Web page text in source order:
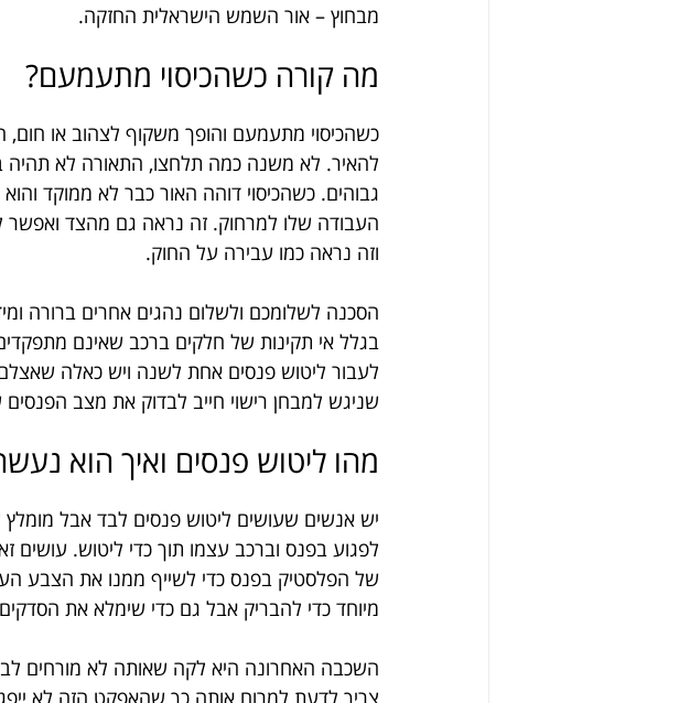
מבחוץ – אור השמש הישראלית החזקה.
מה קורה כשהכיסוי מתעמעם?
כשהכיסוי מתעמעם והופך משקוף לצהוב או
להאיר. לא משנה כמה תלחצו, התאורה לא תהיה
גבוהים. כשהכיסוי דוהה האור כבר לא ממוקד
העבודה שלו למרחוק. זה נראה גם מהצד
וזה נראה כמו עבירה על החוק.
הסכנה לשלומכם ולשלום נהגים אחרים ברורה
בגלל אי תקינות של חלקים ברכב שאינם מתפקדים
לעבור ליטוש פנסים אחת לשנה ויש כאלה
שניגש למבחן רישוי חייב לבדוק את מצב
מהו ליטוש פנסים ואיך הוא
יש אנשים שעושים ליטוש פנסים לבד אבל
לפגוע בפנס וברכב עצמו תוך כדי ליטוש. עושים
של הפלסטיק בפנס כדי לשייף ממנו את הצבע
מיוחד כדי להבריק אבל גם כדי שימלא את
השכבה האחרונה היא לקה שאותה לא מורחים
צריך לדעת למרוח אותה כך שהאפקט הזה לא